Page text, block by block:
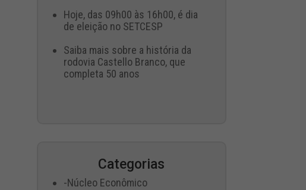
Hoje, das 09h00 às 16h00, é dia
de eleição no SETCESP
Saiba mais sobre a história da
rodovia Castello Branco, que
completa 50 anos
Categorias
-Núcleo Econômico